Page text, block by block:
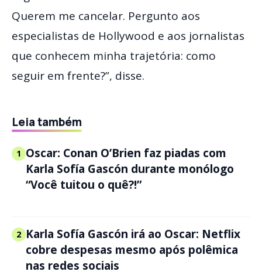
Querem me cancelar. Pergunto aos
especialistas de Hollywood e aos jornalistas
que conhecem minha trajetória: como
seguir em frente?”, disse.
Leia também
1 Oscar: Conan O’Brien faz piadas com
Karla Sofía Gascón durante monólogo
“Você tuitou o quê?!”
2 Karla Sofía Gascón irá ao Oscar: Netflix
cobre despesas mesmo após polêmica
nas redes sociais